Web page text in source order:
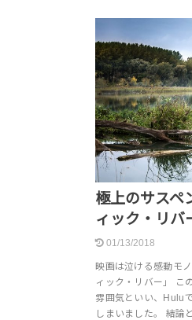
極上のサスペ
ィック・リ
01/13/2018
映画は泣ける感動モ
ィック・リバー」 こ
雰囲気といい、Hulu
しまいました。 結論